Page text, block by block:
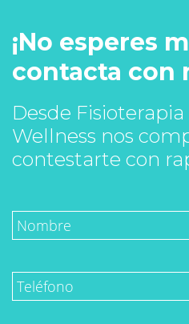
¡No esperes
contacta con
Desde
Wellness nos
contestarte con